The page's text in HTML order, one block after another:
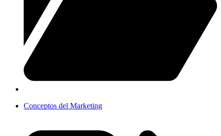
Conceptos del Marketing